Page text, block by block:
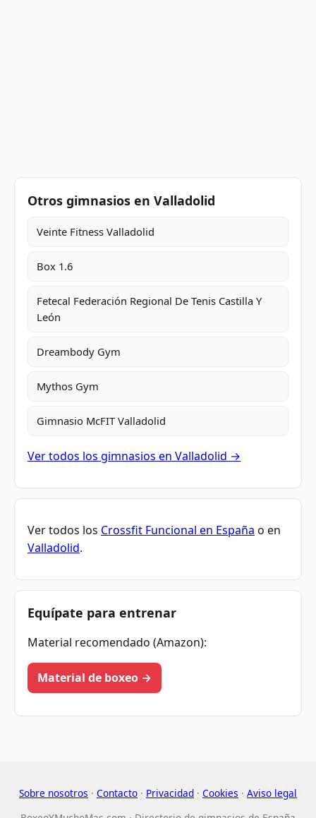
Otros gimnasios en Valladolid
Veinte Fitness Valladolid
Box 1.6
Fetecal Federación Regional De Tenis Castilla Y
León
Dreambody Gym
Mythos Gym
Gimnasio McFIT Valladolid
Ver todos los gimnasios en Valladolid →
Ver todos los Crossfit Funcional en España o en
Valladolid.
Equípate para entrenar
Material recomendado (Amazon):
Material de boxeo →
Sobre nosotros · Contacto · Privacidad · Cookies · Aviso legal